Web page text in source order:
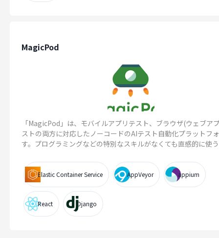
MagicPod
「MagicPod」は、モバイルアプリテスト、ブラウザ(ウェブア
ストの両方に対応したノーコードのAIテスト自動化プラットフ
す。プログラミングなどの特別なスキルがなくても直感的に使
Elastic Container Service AppVeyor appium
React Django